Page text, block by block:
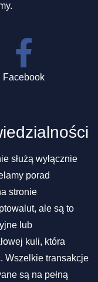
Facebook
służą wyłącznie
porad
stronie
ale są to
lub
kuli, która
Wszelkie transakcje
są na pełną